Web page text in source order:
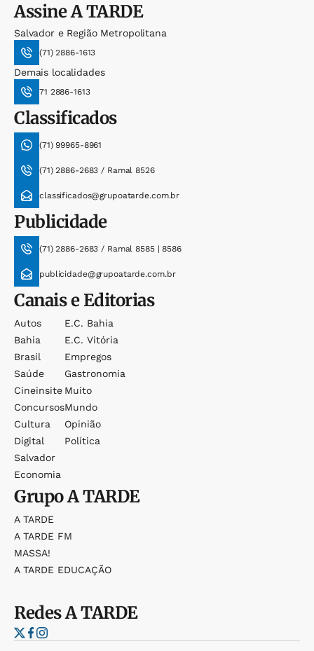
AssineA TARDE
Salvador e Região Metropolitana
(71) 2886-1613
Demais localidades
71 2886-1613
Classificados
(71) 99965-8961
(71) 2886-2683 / Ramal 8526
classificados@grupoatarde.com.br
Publicidade
(71) 2886-2683 / Ramal 8585 | 8586
publicidade@grupoatarde.com.br
Canais e Editorias
Autos
Bahia
Brasil
Saúde
Cineinsite
Concursos
Cultura
Digital
Salvador
Economia
E.c. Bahia
E.c. Vitória
Empregos
Gastronomia
Muito
Mundo
Opinião
Política
GrupoA TARDE
A TARDE
A TARDE FM
MASSA!
A TARDE EDUCAÇÃO
RedesA TARDE